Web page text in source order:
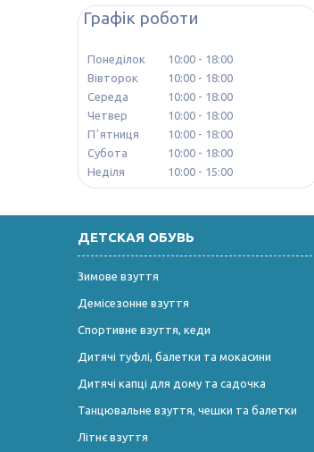
Графік роботи
Понеділок 10:00
18:00
Вівторок
10:00
18:00
Середа
10:00
18:00
Четвер
10:00
18:00
Пʼятниця
10:00
18:00
Субота
10:00
18:00
Неділя
10:00 15:00
ДЕТСКАЯ ОБУВЬ
Зимове взуття
Демісезонне взуття
Спортивне взуття, кеди
Дитячі туфлі, балетки та мокасини
Дитячі капці для дому та садочка
Танцювальне взуття, чешки та балетки
Літнє взуття